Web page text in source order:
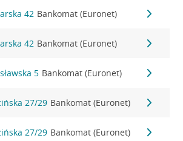
42 Bankomat (Euronet)
42 Bankomat (Euronet)
5 Bankomat (Euronet)
27/29 Bankomat (Euronet)
27/29 Bankomat (Euronet)